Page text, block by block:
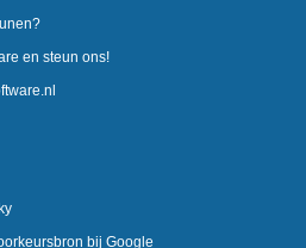
en steun ons!
bij Google